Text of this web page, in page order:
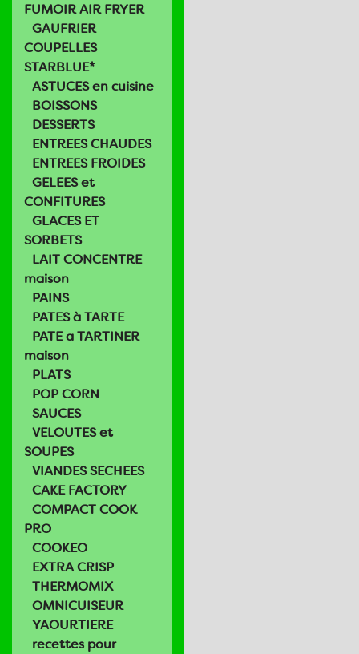
FUMOIR AIR FRYER
GAUFRIER
COUPELLES
STARBLUE*
ASTUCES en cuisine
BOISSONS
DESSERTS
ENTREES CHAUDES
ENTREES FROIDES
GELEES et
CONFITURES
GLACES ET
SORBETS
LAIT CONCENTRE
maison
PAINS
PATES à TARTE
PATE a TARTINER
maison
PLATS
POP CORN
SAUCES
VELOUTES et
SOUPES
VIANDES SECHEES
CAKE FACTORY
COMPACT COOK
PRO
COOKEO
EXTRA CRISP
THERMOMIX
OMNICUISEUR
YAOURTIERE
recettes pour